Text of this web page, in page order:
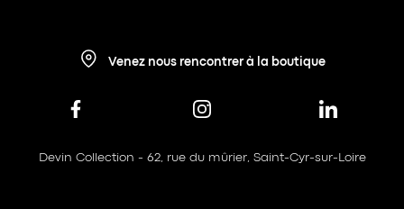
Venez nous rencontrer à la boutique
Devin Collection - 62, rue du mûrier, Saint-Cyr-sur-Loire